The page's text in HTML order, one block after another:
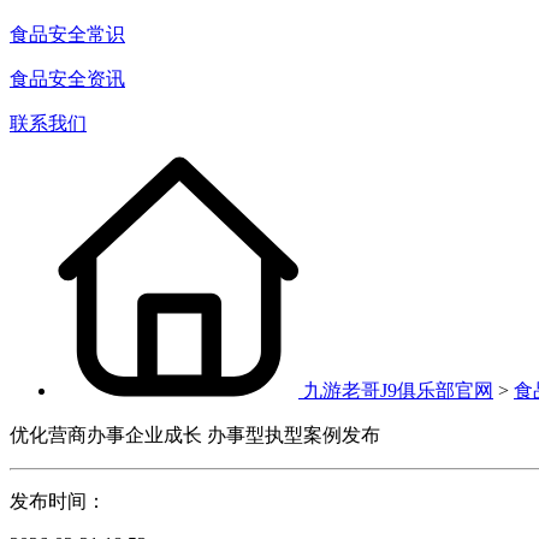
食品安全常识
食品安全资讯
联系我们
九游老哥J9俱乐部官网 > 食
优化营商办事企业成长 办事型执型案例发布
发布时间：